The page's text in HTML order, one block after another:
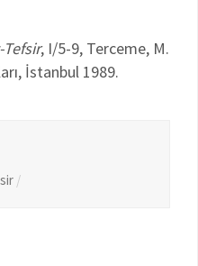
Tefsir, I/5-9, Terceme, M.
İstanbul 1989.
/